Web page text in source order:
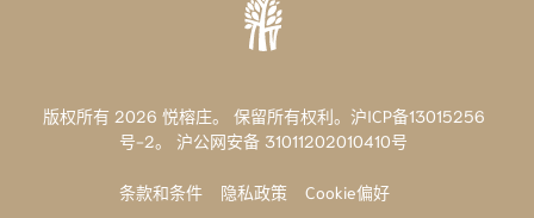
版权所有 2026 悦榕庄。 保留所有权利。沪ICP备13015256
号-2。 沪公网安备 31011202010410号
条款和条件 隐私政策 Cookie偏好